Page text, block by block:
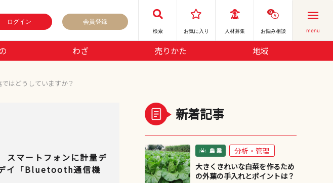
ログイン 会員登録
検索 お気に⼊り 人材募集 お悩み相談 menu
わざ 売りかた 地域
はどうしていますか？
スマートフォンに計量デ
イ「Bluetooth通信機
新着記事
分析・管理
大きくきれいな白菜を作るため
の外葉の手入れとポイントは？